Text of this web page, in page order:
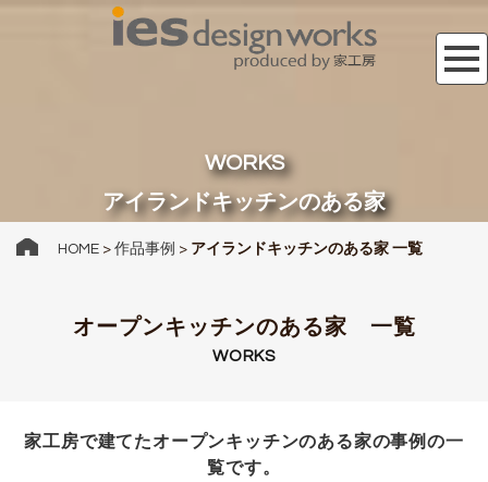
WORKS
アイランドキッチンのある家
HOME > 作品事例 > アイランドキッチンのある家 一覧
オープンキッチンのある家 一覧
WORKS
家工房で建てたオープンキッチンのある家の事例の一
覧です。